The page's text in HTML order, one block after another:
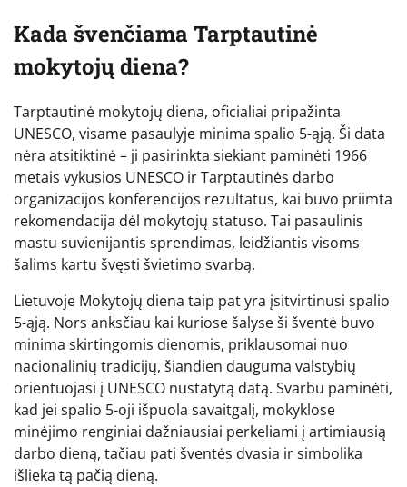
Kada švenčiama Tarptautinė
mokytojų diena?
Tarptautinė mokytojų diena, oficialiai pripažinta
UNESCO, visame pasaulyje minima spalio 5-ąją. Ši data
nėra atsitiktinė – ji pasirinkta siekiant paminėti 1966
metais vykusios UNESCO ir Tarptautinės darbo
organizacijos konferencijos rezultatus, kai buvo priimta
rekomendacija dėl mokytojų statuso. Tai pasaulinis
mastu suvienijantis sprendimas, leidžiantis visoms
šalims kartu švęsti švietimo svarbą.
Lietuvoje Mokytojų diena taip pat yra įsitvirtinusi spalio
5-ąją. Nors anksčiau kai kuriose šalyse ši šventė buvo
minima skirtingomis dienomis, priklausomai nuo
nacionalinių tradicijų, šiandien dauguma valstybių
orientuojasi į UNESCO nustatytą datą. Svarbu paminėti,
kad jei spalio 5-oji išpuola savaitgalį, mokyklose
minėjimo renginiai dažniausiai perkeliami į artimiausią
darbo dieną, tačiau pati šventės dvasia ir simbolika
išlieka tą pačią dieną.